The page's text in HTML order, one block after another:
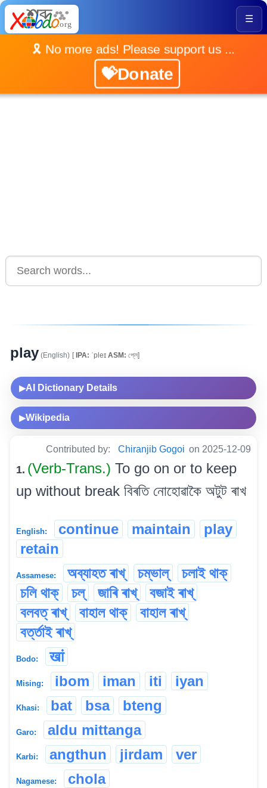
☰
🎗️ No more ads! Please support us ...
💝Donate
play (English) [IPA: ˈpleɪ ASM: প্লে]
▶AI Dictionary Details
▶Wikipedia
Contributed by: Chiranjib Gogoi on 2025-12-09
1. (Verb-Trans.) To go on or to keep
up without break বিৰতি নোহোৱাকৈ অটুট ৰাখ
English: continue maintain
play
retain
Assamese: অব্যাহত ৰাখ্ চম্ভাল্
চলাই থাক্
চলি থাক্
চল্ জাৰি ৰাখ্
বজাই ৰাখ্
বলবত্ ৰাখ্
বাহাল থাক্
বাহাল ৰাখ্
বৰ্ত্তাই ৰাখ্
Bodo: खां
Mising: ibom iman iti iyan
Khasi: bat bsa bteng
Garo: aldu mittanga
Karbi: angthun jirdam ver
Nagamese: chola